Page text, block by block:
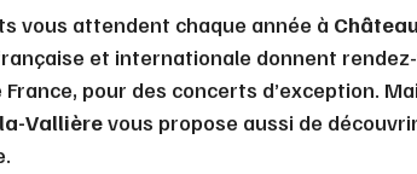
vous attendent chaque année à
et internationale donnent
pour des concerts d’exception.
Vallièrevous propose aussi de